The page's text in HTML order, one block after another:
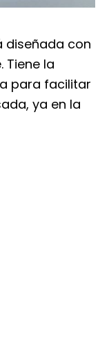
diseñada con
Tiene la
para facilitar
ya en la